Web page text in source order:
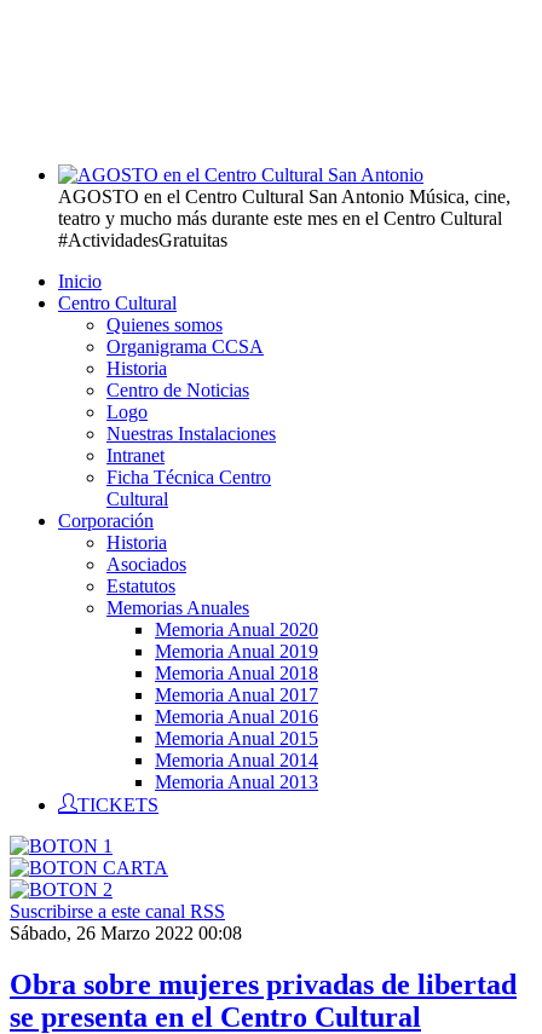
AGOSTO en el Centro Cultural San Antonio Música, cine,
teatro y mucho más durante este mes en el Centro Cultural
#ActividadesGratuitas
Inicio
Centro Cultural
Quienes somos
Organigrama CCSA
Historia
Centro de Noticias
Logo
Nuestras Instalaciones
Intranet
Ficha Técnica Centro
Cultural
Corporación
Historia
Asociados
Estatutos
Memorias Anuales
Memoria Anual 2020
Memoria Anual 2019
Memoria Anual 2018
Memoria Anual 2017
Memoria Anual 2016
Memoria Anual 2015
Memoria Anual 2014
Memoria Anual 2013
TICKETS
Suscribirse a este canal RSS
Sábado, 26 Marzo 2022 00:08
Obra sobre mujeres privadas de libertad
se presenta en el Centro Cultural